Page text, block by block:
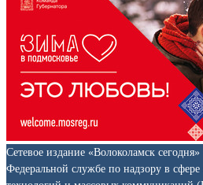
Сетевое издание «Волоколамск сегодня»
Федеральной службе по надзору в